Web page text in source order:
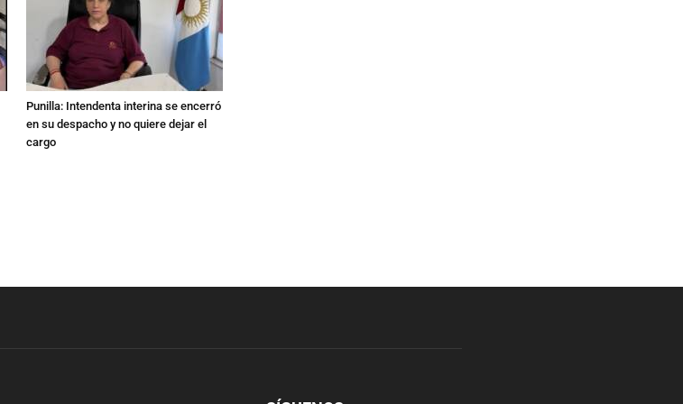
Punilla: Intendenta interina se encerró
en su despacho y no quiere dejar el
cargo